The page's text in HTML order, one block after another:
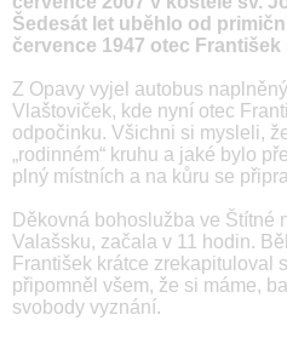
Šedesát let uběhlo od
července 1947 otec
Z Opavy vyjel autobus
Vlaštoviček, kde nyní otec
odpočinku. Všichni si mysleli,
„rodinném“ kruhu a jaké bylo
plný místních a na kůru se
Děkovná bohoslužba ve Štítné
Valašsku, začala v 11 hodin.
František krátce zrekapituloval
připomněl všem, že si máme,
svobody vyznání.